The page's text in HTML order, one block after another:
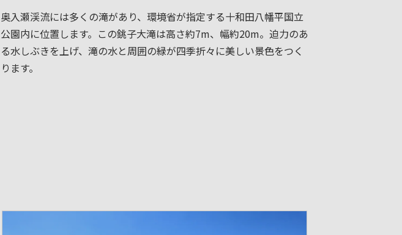
奥入瀬渓流には多くの滝があり、環境省が指定する十和田八幡平国立
公園内に位置します。この銚子大滝は高さ約7m、幅約20m。迫力のあ
る水しぶきを上げ、滝の水と周囲の緑が四季折々に美しい景色をつく
ります。